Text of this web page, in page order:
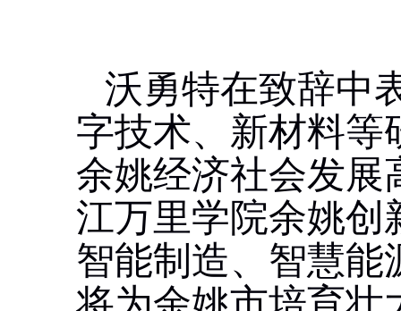
沃勇特在致辞中
字技术、新材料等
余姚经济社会发展
江万里学院余姚创
智能制造、智慧能